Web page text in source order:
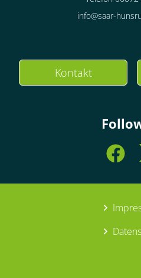
info@saar-
Kontakt